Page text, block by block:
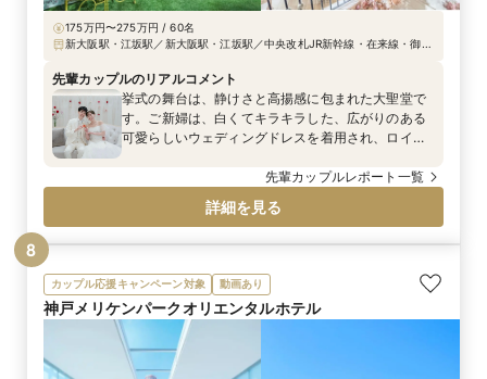
175万円〜275万円 / 60名
新大阪駅・江坂駅／新大阪駅・江坂駅／中央改札JR新幹線・在来線・御堂
阪国際空港よりタクシーで15分
先輩カップルのリアルコメント
挙式の舞台は、静けさと高揚感に包まれた大聖堂で
す。ご新婦は、白くてキラキラした、広がりのある
可愛らしいウェディングドレスを着用され、ロイヤ
た。 入場前に『セレモニームービー』を上映した際
は、親御様への感謝の気持ちが溢れ、心に残る感動
的なシーンとなったそう。
先輩カップルレポート一覧
詳細を見る
カップル応援キャンペーン対象 動画あり
神戸メリケンパークオリエンタルホテル
8